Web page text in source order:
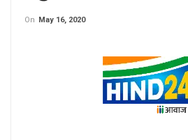
On May 16, 2020